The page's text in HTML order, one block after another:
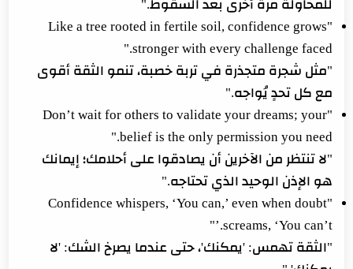
للمحاولة مرة أخرى بعد السقوط."
"Like a tree rooted in fertile soil, confidence grows
stronger with every challenge faced."
"مثل شجرة متجذرة في تربة خصبة، تنمو الثقة أقوى
مع كل تحدٍ يُواجه."
"Don’t wait for others to validate your dreams; your
belief is the only permission you need."
"لا تنتظر من الآخرين أن يصادقوا على أحلامك؛ إيمانك
هو الإذن الوحيد الذي تحتاجه."
"Confidence whispers, ‘You can,’ even when doubt
screams, ‘You can’t.’"
"الثقة تهمس: 'يمكنك'، حتى عندما يصرخ الشك: 'لا